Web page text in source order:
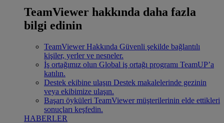
TeamViewer hakkında daha fazla
bilgi edinin
TeamViewer Hakkında Güvenli şekilde bağlantılı
kişiler, yerler ve nesneler.
İş ortağımız olun Global iş ortağı programı TeamUP’a
katılın.
Destek ekibine ulaşın Destek makalelerinde gezinin
veya ekibimize ulaşın.
Başarı öyküleri TeamViewer müşterilerinin elde ettikleri
sonuçları keşfedin.
HABERLER